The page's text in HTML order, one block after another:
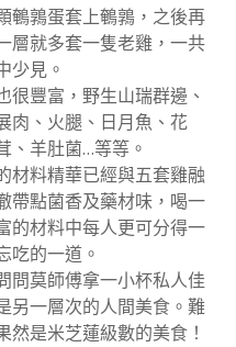
鵪鶉蛋套上鵪鶉，之後再
層就多套一隻老雞，一共
少見。
很豐富，野生山瑞群邊、
肉、火腿、日月魚、花
、羊肚菌…等等。
材料精華已經與五套雞融
帶點菌香及藥材味，喝一
的材料中每人更可分得一
吃的一道。
問莫師傅拿一小杯私人佳
另一層次的人間美食。難
是米芝蓮級數的美食！